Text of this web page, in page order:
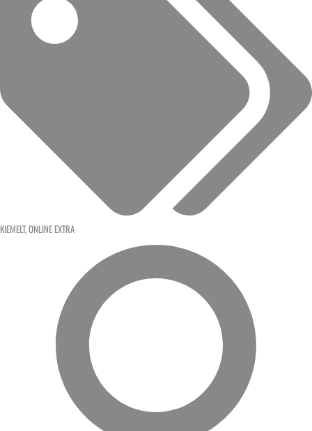
KIEMELT,ONLINE EXTRA